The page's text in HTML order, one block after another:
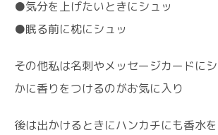
●気分を上げたいときにシュッ
●眠る前に枕にシュッ
その他私は名刺やメッセージカードに
かに香りをつけるのがお気に入り
後は出かけるときにハンカチにも香水